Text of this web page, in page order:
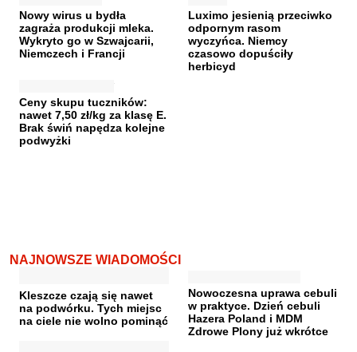
Nowy wirus u bydła
zagraża produkcji mleka.
Wykryto go w Szwajcarii,
Niemczech i Francji
Luximo jesienią przeciwko
odpornym rasom
wyczyńca. Niemcy
czasowo dopuściły
herbicyd
Ceny skupu tuczników:
nawet 7,50 zł/kg za klasę E.
Brak świń napędza kolejne
podwyżki
NAJNOWSZE WIADOMOŚCI
Kleszcze czają się nawet
na podwórku. Tych miejsc
na ciele nie wolno pominąć
Nowoczesna uprawa cebuli
w praktyce. Dzień cebuli
Hazera Poland i MDM
Zdrowe Plony już wkrótce